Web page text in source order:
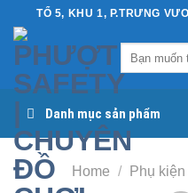
Chuyển
đến
dung
TỔ 5, KHU 1, P.TRƯNG
Danh mục sản phẩm
Home / Phụ kiện